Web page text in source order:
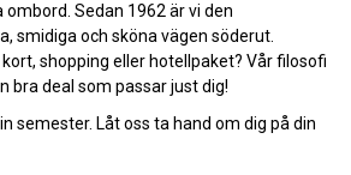
Sedan 1962 är vi den
smidiga och sköna vägen söder­ut.
shopping eller hotellpaket? Vår filosofi
bra deal som passar just dig!
semester. Låt oss ta hand om dig på din